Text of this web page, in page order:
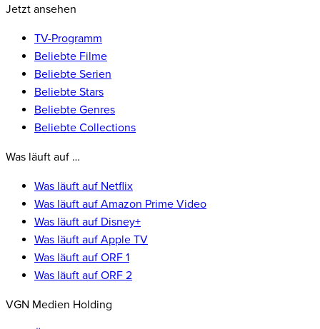
Jetzt ansehen
TV-Programm
Beliebte Filme
Beliebte Serien
Beliebte Stars
Beliebte Genres
Beliebte Collections
Was läuft auf …
Was läuft auf Netflix
Was läuft auf Amazon Prime Video
Was läuft auf Disney+
Was läuft auf Apple TV
Was läuft auf ORF 1
Was läuft auf ORF 2
VGN Medien Holding